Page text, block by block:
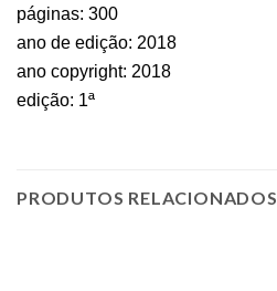
páginas: 300
ano de edição: 2018
ano copyright: 2018
edição: 1ª
PRODUTOS RELACIONADOS